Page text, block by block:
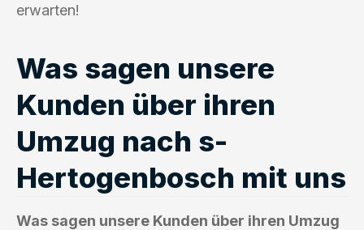
erwarten!
Was sagen unsere
Kunden über ihren
Umzug nach s-
Hertogenbosch mit uns
Was sagen unsere Kunden über ihren Umzug